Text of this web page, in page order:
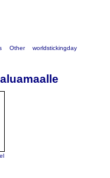
Other worldstickingday